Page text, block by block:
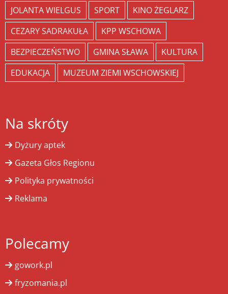
JOLANTA WIELGUS
SPORT
KINO ŻEGLARZ
CEZARY SADRAKUŁA
KPP WSCHOWA
BEZPIECZEŃSTWO
GMINA SŁAWA
KULTURA
EDUKACJA
MUZEUM ZIEMI WSCHOWSKIEJ
Na skróty
Dyżury aptek
Gazeta Głos Regionu
Polityka prywatności
Reklama
Polecamy
gowork.pl
fryzomania.pl